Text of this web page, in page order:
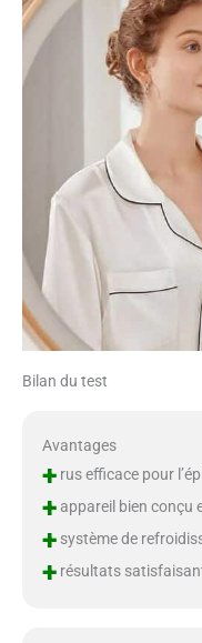
Bilan du test
Avantages
+rus efficace pour
+appareil bien conçu
+système de
+résultats